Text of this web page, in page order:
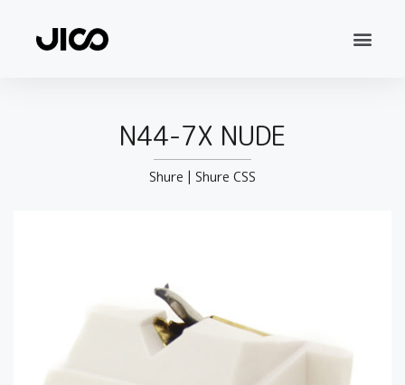
N44-7X NUDE
Shure | Shure CSS